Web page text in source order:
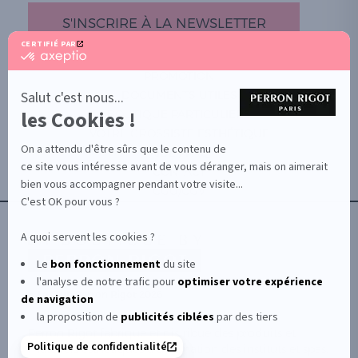
CERTIFIÉ PAR
certifié
En
savoir
plus
sur
Axeptio
Salut c'est nous...
les Cookies !
On a attendu d'être sûrs que le contenu de
ce site vous intéresse avant de vous déranger, mais on aimerait
bien vous accompagner pendant votre visite...
C'est OK pour vous ?
A quoi servent les cookies ?
Le bon fonctionnementdu site
l'analyse de notre trafic pour optimiservotre expérience
de navigation
la proposition de publicités ciblées par des tiers
Politique de confidentialité
S'INSCRIRE À LA NEWSLETTER
BOUTIQUE PARTICULIERS
AIDE / FAQ
CONTACT
CGU/CGV
© Le Club Perron Rigot 2026
matériels esthétiques à destination des instituts et spas.